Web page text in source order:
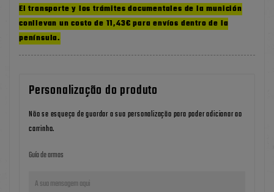
El transporte y los trámites documentales de la munición
conllevan un costo de 11,43€ para envíos dentro de la
península.
Personalização do produto
Não se esqueça de guardar a sua personalização para poder adicionar ao
carrinho.
Guía de armas